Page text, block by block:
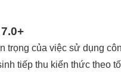
trọng của việc sử dụng
tiếp thu kiến thức theo